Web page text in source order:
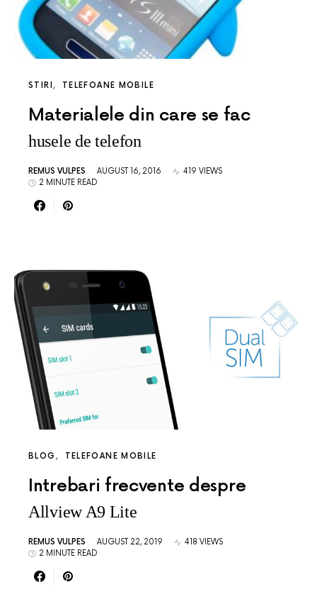
STIRI TELEFOANE MOBILE
Materialele din care se fac
husele de telefon
REMUS VULPES AUGUST 16, 2016
419 VIEWS
2 MINUTE READ
BLOG TELEFOANE MOBILE
Intrebari frecvente despre
Allview A9 Lite
REMUS VULPES AUGUST 22, 2019
418 VIEWS
2 MINUTE READ